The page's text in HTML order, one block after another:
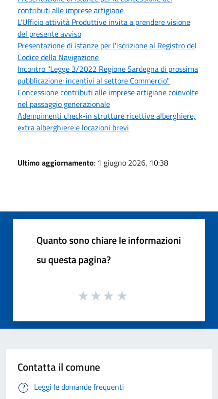
contributi alle imprese artigiane
L'Ufficio attività Produttive invita a prendere visione
del presente avviso
Presentazione di istanze per l'iscrizione al Registro del
Codice della Navigazione
Incontro "Legge 3/2022 Regione Sardegna di prossima
pubblicazione: incentivi al settore Commercio"
Concessione contributi alle imprese artigiane coinvolte
nel passaggio generazionale
Adempimenti check-in strutture ricettive alberghiere,
extra alberghiere e locazioni brevi
Ultimo aggiornamento: 1 giugno 2026, 10:38
Quanto sono chiare le informazioni
su questa pagina?
Contatta il comune
Leggi le domande frequenti